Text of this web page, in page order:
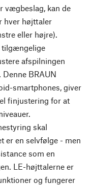
vægbeslag, kan de
hver højttaler
eller højre).
tilgængelige
afspilningen
BRAUN
smartphones, giver
finjustering for at
skal
er en selvfølge - men
som en
LE-højttalerne er
og fungerer